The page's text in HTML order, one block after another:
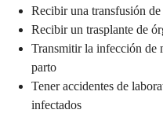
Recibir una transfusión
Recibir un trasplante de
Transmitir la infección de
parto
Tener accidentes de
infectados